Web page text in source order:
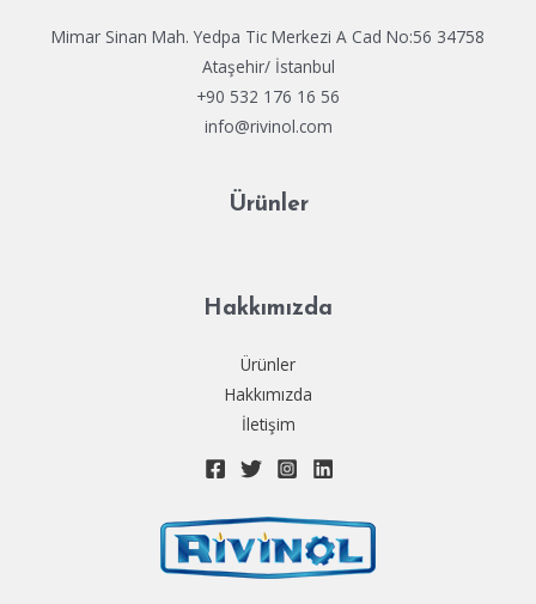
Mimar Sinan Mah. Yedpa Tic Merkezi A Cad No:56 34758
Ataşehir/ İstanbul
+90 532 176 16 56
info@rivinol.com
Ürünler
Hakkımızda
Ürünler
Hakkımızda
İletişim